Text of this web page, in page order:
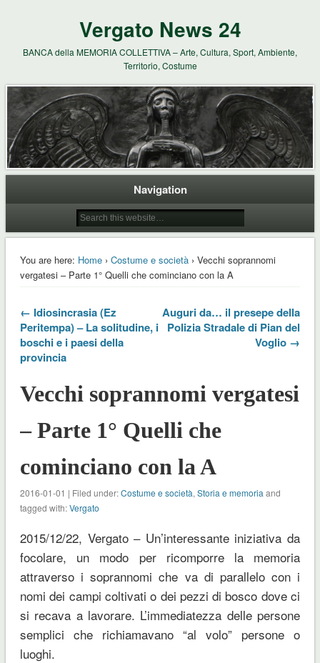
Vergato News 24
BANCA della MEMORIA COLLETTIVA – Arte, Cultura, Sport, Ambiente,
Territorio, Costume
Navigation
You are here: Home› Costume e società› Vecchi soprannomi
vergatesi – Parte 1° Quelli che cominciano con la A
← Idiosincrasia (Ez
Peritempa) – La solitudine, i
boschi e i paesi della
provincia
Auguri da… il presepe della
Polizia Stradale di Pian del
Voglio →
Vecchi soprannomi vergatesi
– Parte 1° Quelli che
cominciano con la A
2016-01-01 | Filed under:Costume e società, Storia e memoria and
tagged with:Vergato
2015/12/22, Vergato – Un’interessante iniziativa da
focolare, un modo per ricomporre la memoria
attraverso i soprannomi che va di parallelo con i
nomi dei campi coltivati o dei pezzi di bosco dove ci
si recava a lavorare. L’immediatezza delle persone
semplici che richiamavano “al volo” persone o
luoghi.